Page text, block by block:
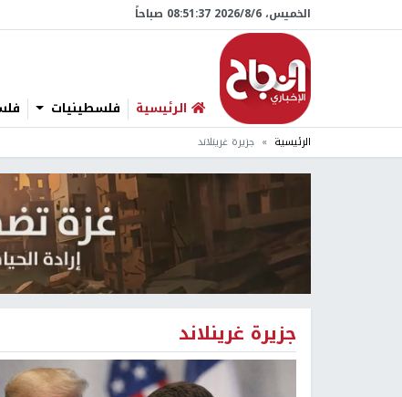
الخميس، 6/‏8/‏2026 08:51:37 صباحاً
الرئيسية فلسطينيات
الرئيسية جزيرة غرينلاند
جزيرة غرينلاند